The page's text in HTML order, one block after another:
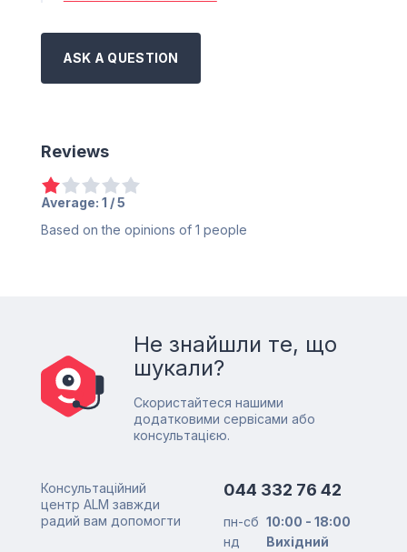
ASK A QUESTION
Reviews
Average: 1 / 5
Based on the opinions of 1 people
Не знайшли те, що
шукали?
Скористайтеся нашими
додатковими сервісами або
консультацією.
Консультаційний
центр ALM завжди
радий вам допомогти
044 332 76 42
пн-сб 10:00 - 18:00
нд
Вихідний